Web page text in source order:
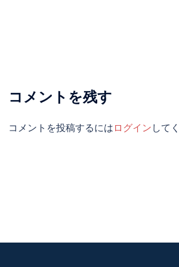
コメントを残す
コメントを投稿するには ログイン して